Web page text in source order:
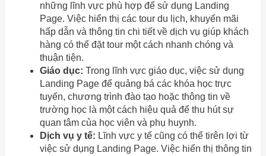
những lĩnh vực phù hợp để sử dụng Landing
Page. Việc hiển thị các tour du lịch, khuyến mãi
hấp dẫn và thông tin chi tiết về dịch vụ giúp khách
hàng có thể đặt tour một cách nhanh chóng và
thuận tiện.
Giáo dục: Trong lĩnh vực giáo dục, việc sử dụng
Landing Page để quảng bá các khóa học trực
tuyến, chương trình đào tạo hoặc thông tin về
trường học là một cách hiệu quả để thu hút sự
quan tâm của học viên và phụ huynh.
Dịch vụ y tế: Lĩnh vực y tế cũng có thể tirên lợi từ
việc sử dụng Landing Page. Việc hiển thị thông tin